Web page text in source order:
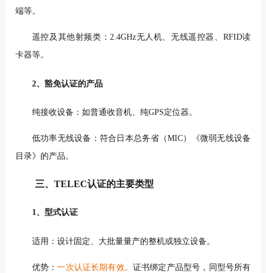
端等。
遥控及其他射频类：2.4GHz无人机、无线遥控器、RFID读
卡器等。
2、豁免认证的产品
纯接收设备：如普通收音机、纯GPS定位器。
低功率无线设备：符合日本总务省（MIC）《微弱无线设备
目录》的产品。
三、TELEC认证的主要类型
1、型式认证
适用：设计固定、大批量量产的整机或独立设备。
优势：一次认证长期有效。 证书绑定产品型号，同型号所有